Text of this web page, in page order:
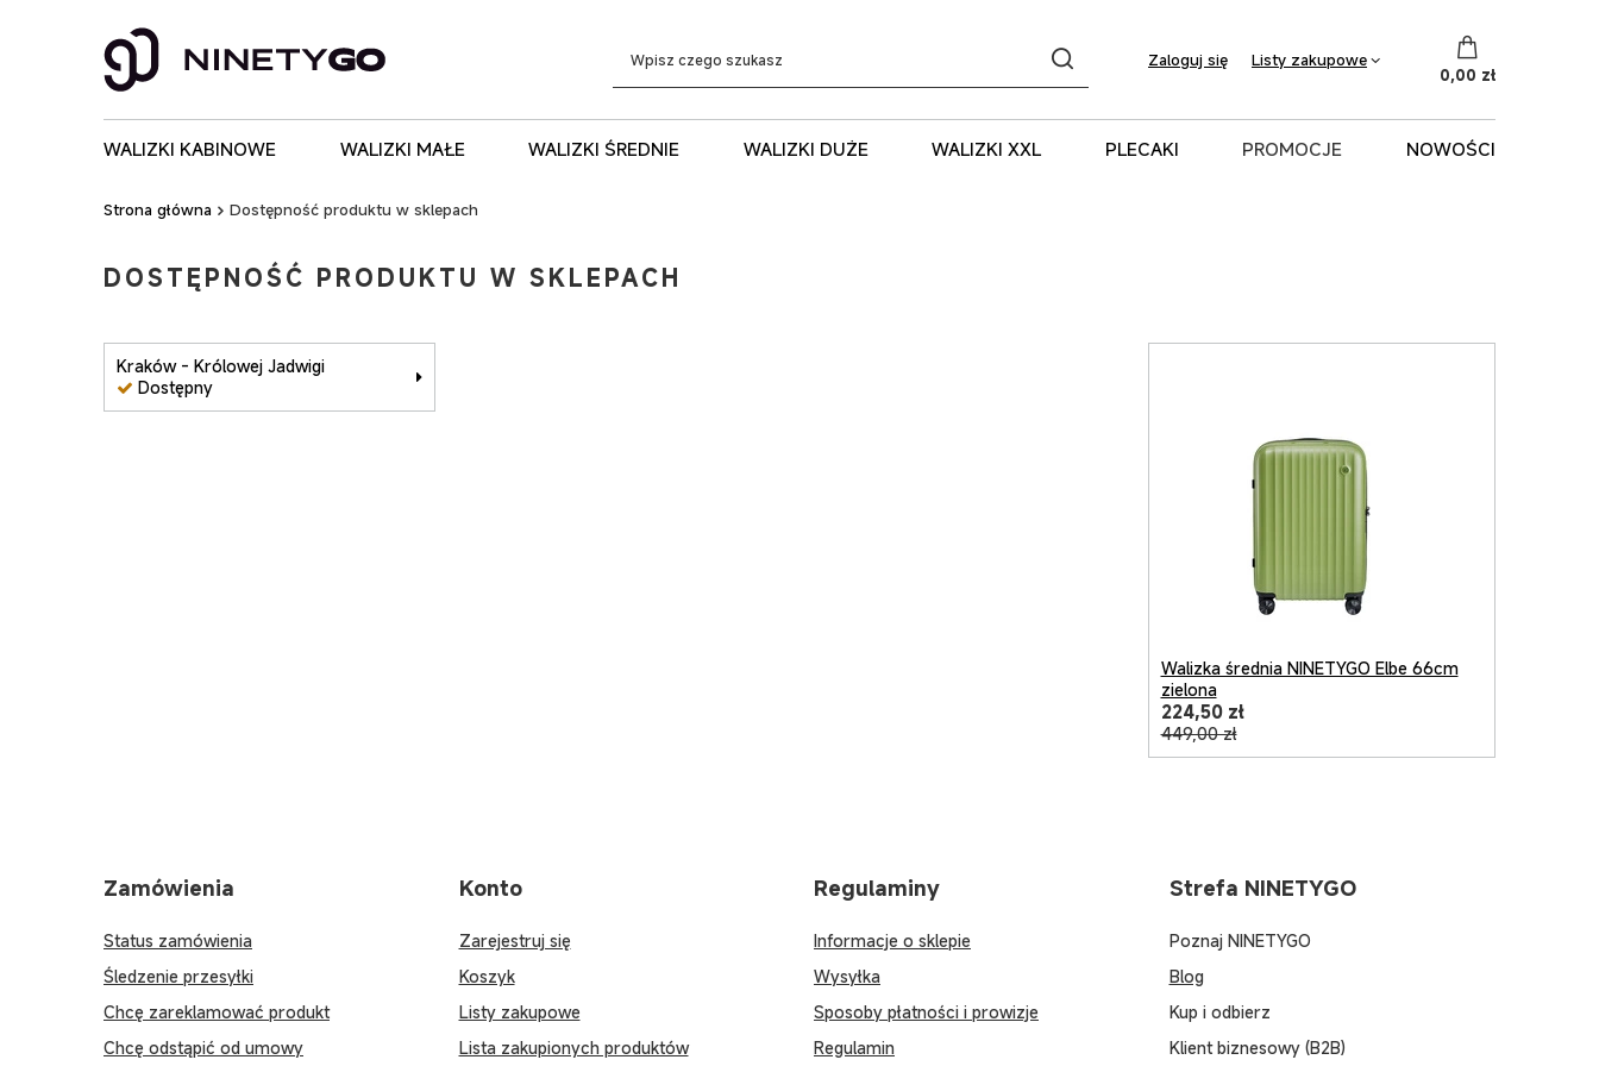
Zaloguj się Listy zakupowe
0,00 zł
WALIZKI KABINOWE WALIZKI MAŁE WALIZKI ŚREDNIE WALIZKI DUŻE WALIZKI XXL PLECAKI PROMOCJE NOWOŚCI
Strona główna Dostępność produktu w sklepach
DOSTĘPNOŚĆ PRODUKTU W SKLEPACH
Walizka średnia NINETYGO Elbe 66cm
zielona
224,50 zł
449,00 zł
Kraków - Królowej Jadwigi
Dostępny
Zamówienia
Status zamówienia
Śledzenie przesyłki
Chcę zareklamować produkt
Chcę odstąpić od umowy
Konto
Zarejestruj się
Koszyk
Listy zakupowe
Lista zakupionych produktów
Regulaminy
Informacje o sklepie
Wysyłka
Sposoby płatności i prowizje
Regulamin
Strefa NINETYGO
Poznaj NINETYGO
Blog
Kup i odbierz
Klient biznesowy (B2B)